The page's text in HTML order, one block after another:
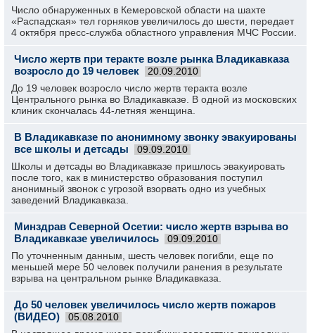
Число обнаруженных в Кемеровской области на шахте
«Распадская» тел горняков увеличилось до шести, передает
4 октября пресс-служба областного управления МЧС России.
Число жертв при теракте возле рынка Владикавказа
возросло до 19 человек
20.09.2010
До 19 человек возросло число жертв теракта возле
Центрального рынка во Владикавказе. В одной из московских
клиник скончалась 44-летняя женщина.
В Владикавказе по анонимному звонку эвакуированы
все школы и детсады
09.09.2010
Школы и детсады во Владикавказе пришлось эвакуировать
после того, как в министерство образования поступил
анонимный звонок с угрозой взорвать одно из учебных
заведений Владикавказа.
Минздрав Северной Осетии: число жертв взрыва во
Владикавказе увеличилось
09.09.2010
По уточненным данным, шесть человек погибли, еще по
меньшей мере 50 человек получили ранения в результате
взрыва на центральном рынке Владикавказа.
До 50 человек увеличилось число жертв пожаров
(ВИДЕО)
05.08.2010